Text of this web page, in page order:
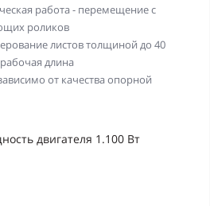
работа - перемещение с
роликов
листов толщиной до 40
длина
от качества опорной
двигателя 1.100 Вт